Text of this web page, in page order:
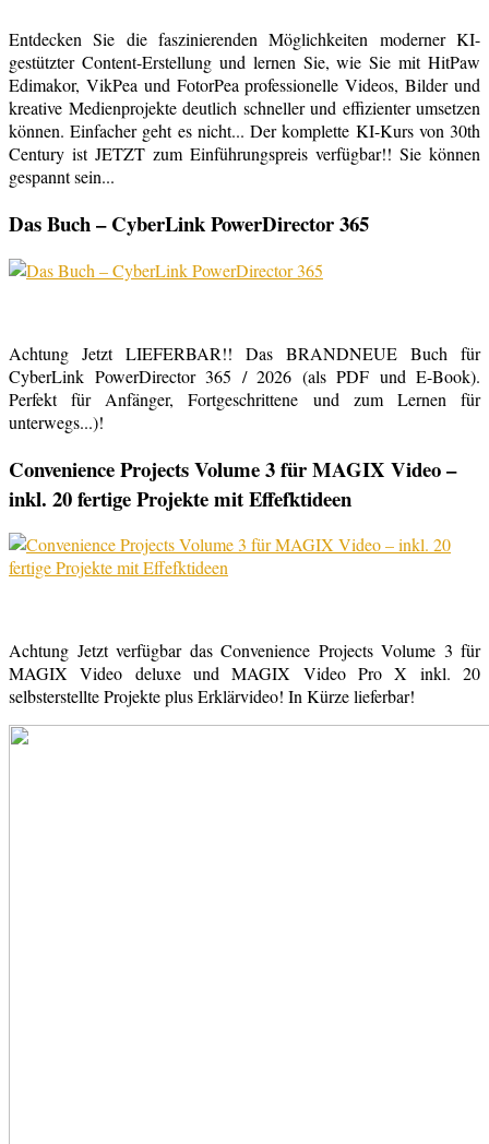
Entdecken Sie die faszinierenden Möglichkeiten moderner KI-
gestützter Content-Erstellung und lernen Sie, wie Sie mit HitPaw
Edimakor, VikPea und FotorPea professionelle Videos, Bilder und
kreative Medienprojekte deutlich schneller und effizienter umsetzen
können. Einfacher geht es nicht... Der komplette KI-Kurs von 30th
Century ist JETZT zum Einführungspreis verfügbar!! Sie können
gespannt sein...
Das Buch – CyberLink PowerDirector 365
Achtung Jetzt LIEFERBAR!! Das BRANDNEUE Buch für
CyberLink PowerDirector 365 / 2026 (als PDF und E-Book).
Perfekt für Anfänger, Fortgeschrittene und zum Lernen für
unterwegs...)!
Convenience Projects Volume 3 für MAGIX Video –
inkl. 20 fertige Projekte mit Effefktideen
Achtung Jetzt verfügbar das Convenience Projects Volume 3 für
MAGIX Video deluxe und MAGIX Video Pro X inkl. 20
selbsterstellte Projekte plus Erklärvideo! In Kürze lieferbar!